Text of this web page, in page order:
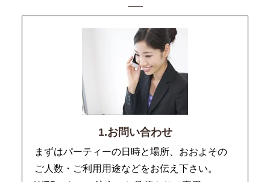
1.お問い合わせ
まずはパーティーの日時と場所、おおよその
ご人数・ご利用用途などをお伝え下さい。